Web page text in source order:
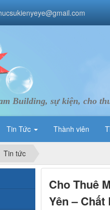
Building, sự kiện, cho
Tin Tức Thành viên
Tin tức
Cho Thuê
Yên –